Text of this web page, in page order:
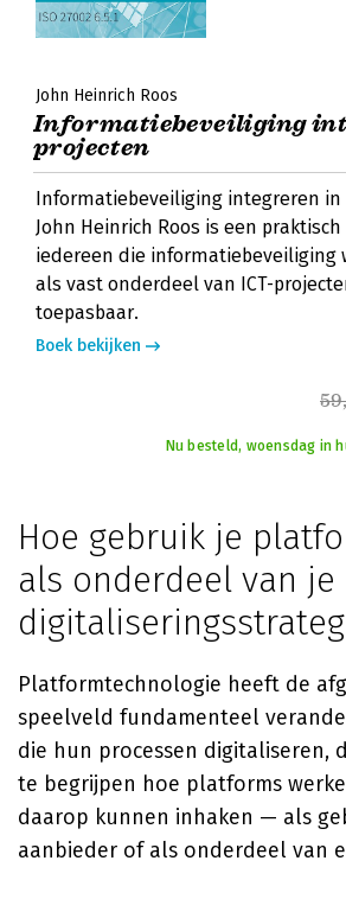
John Heinrich Roos
Informatiebeveiliging
projecten
Informatiebeveiliging integreren in
John Heinrich Roos is een
iedereen die informatiebeveiliging
als vast onderdeel van ICT-
toepasbaar.
Boek bekijken
Nu besteld, woensdag in
Hoe gebruik je
als onderdeel van je
Platformtechnologie heeft de
speelveld fundamenteel
die hun processen digitaliseren,
te begrijpen hoe platforms
daarop kunnen inhaken — als
aanbieder of als onderdeel van